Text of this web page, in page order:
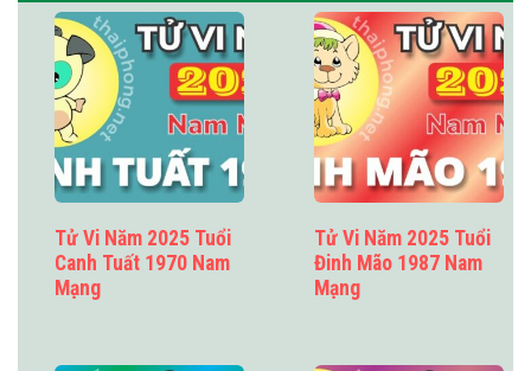
Tử Vi Năm 2025 Tuổi
Canh Tuất 1970 Nam
Mạng
Tử Vi Năm 2025 Tuổi
Đinh Mão 1987 Nam
Mạng